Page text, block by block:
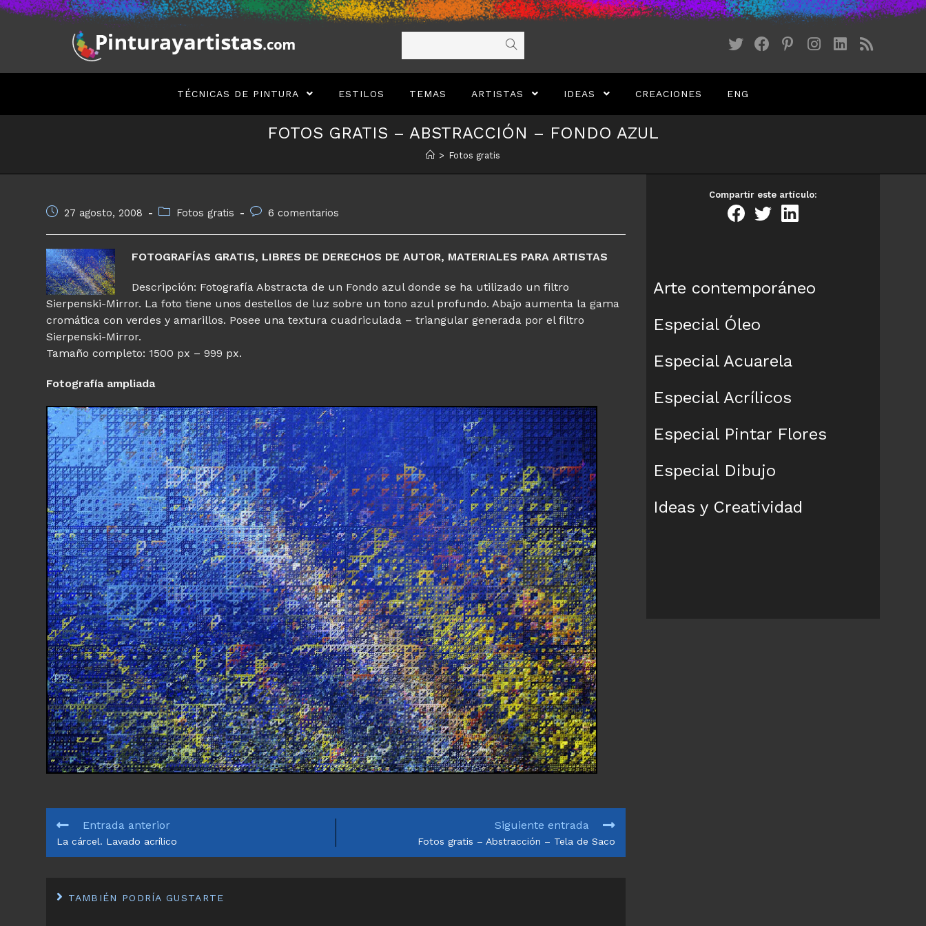
Saltar
TÉCNICAS DE PINTURA ESTILOS TEMAS ARTISTAS IDEAS CREACIONES ENG
FOTOS GRATIS – ABSTRACCIÓN – FONDO AZUL
> Fotos gratis
Publicación
entrada:
27 agosto, 2008
Categoría
entrada:
Fotos gratis
Comentarios
entrada:
6 comentarios
FOTOGRAFÍAS GRATIS, LIBRES DE DERECHOS DE AUTOR, MATERIALES PARA ARTISTAS
Descripción: Fotografía Abstracta de un Fondo azul donde se ha utilizado un filtro
Sierpenski-Mirror. La foto tiene unos destellos de luz sobre un tono azul profundo. Abajo aumenta la gama
cromática con verdes y amarillos. Posee una textura cuadriculada – triangular generada por el filtro
Sierpenski-Mirror.
Tamaño completo: 1500 px – 999 px.
Fotografía ampliada
LEER
ARTÍCULOS
Entrada anterior
La cárcel. Lavado acrílico
Siguiente entrada
Fotos gratis – Abstracción – Tela de Saco
TAMBIÉN PODRÍA GUSTARTE
Compartir este artículo:
Arte contemporáneo
Especial Óleo
Especial Acuarela
Especial Acrílicos
Especial Pintar Flores
Especial Dibujo
Ideas y Creatividad